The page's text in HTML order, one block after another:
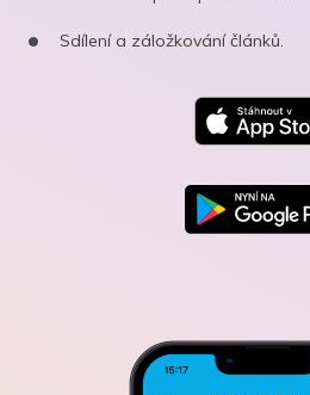
Sdílení a záložkování článků.